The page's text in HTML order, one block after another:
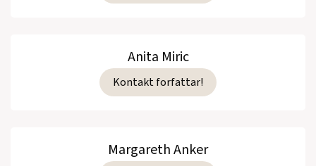
Anita Miric
Kontakt forfattar!
Margareth Anker